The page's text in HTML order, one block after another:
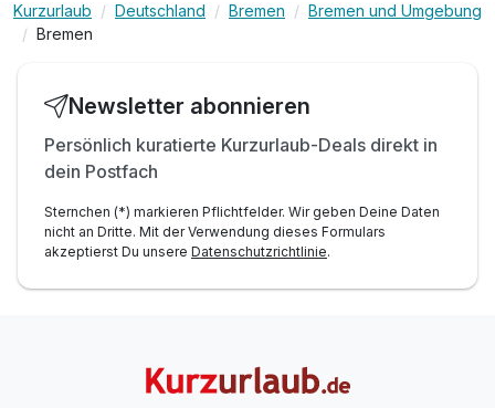
1 x Stadtplan für alle Highlights der Stadt
inkl. WLAN Nutzung
Kurzurlaub Deutschland Bremen
Bremen und Umgebung
Bremen
Newsletter abonnieren
Persönlich kuratierte Kurzurlaub-Deals direkt in
dein Postfach
Sternchen (*) markieren Pflichtfelder. Wir geben Deine Daten
nicht an Dritte. Mit der Verwendung dieses Formulars
akzeptierst Du unsere Datenschutzrichtlinie.